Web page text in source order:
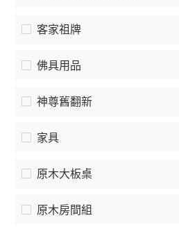
客家祖牌
佛具用品
神尊舊翻新
家具
原木大板桌
原木房間組